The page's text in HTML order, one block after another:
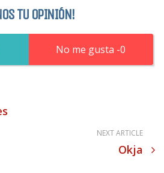
TU OPINIÓN!
0
NEXT ARTICLE
Okja